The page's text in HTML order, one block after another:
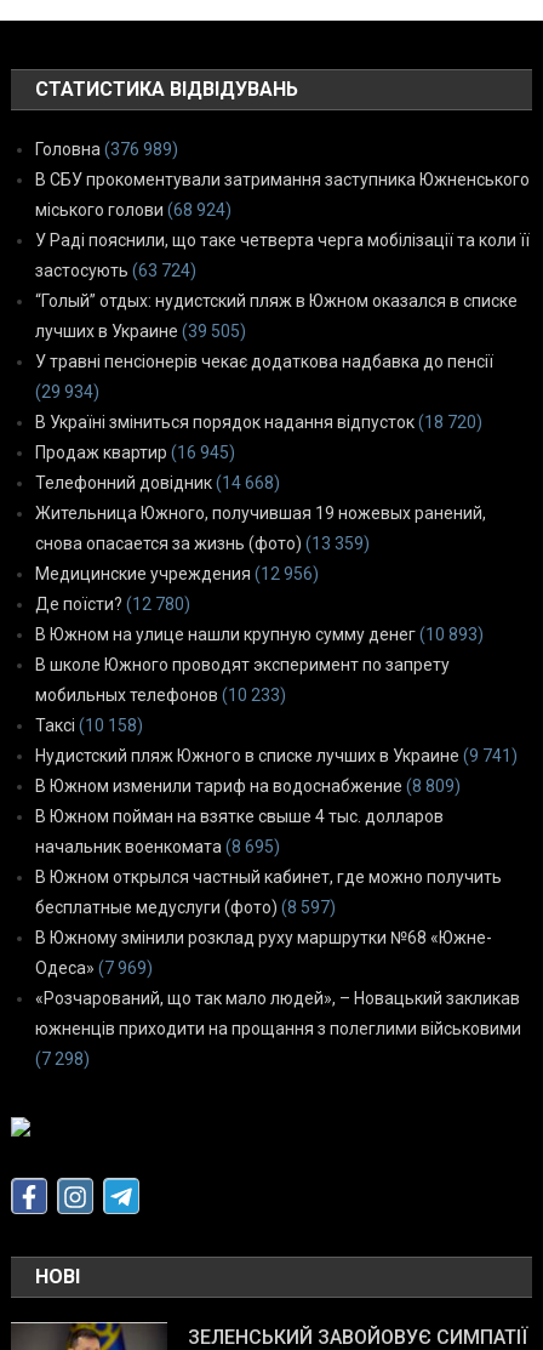
СТАТИСТИКА ВІДВІДУВАНЬ
Головна (376 989)
В СБУ прокоментували затримання заступника Южненського
міського голови (68 924)
У Раді пояснили, що таке четверта черга мобілізації та коли її
застосують (63 724)
“Голый” отдых: нудистский пляж в Южном оказался в списке
лучших в Украине (39 505)
У травні пенсіонерів чекає додаткова надбавка до пенсії
(29 934)
В Україні зміниться порядок надання відпусток(18 720)
Продаж квартир (16 945)
Телефонний довідник(14 668)
Жительница Южного, получившая 19 ножевых ранений,
снова опасается за жизнь (фото) (13 359)
Медицинские учреждения (12 956)
Де поїсти? (12 780)
В Южном на улице нашли крупную сумму денег(10 893)
В школе Южного проводят эксперимент по запрету
мобильных телефонов (10 233)
Таксі (10 158)
Нудистский пляж Южного в списке лучших в Украине (9 741)
В Южном изменили тариф на водоснабжение (8 809)
В Южном пойман на взятке свыше 4 тыс. долларов
начальник военкомата (8 695)
В Южном открылся частный кабинет, где можно получить
бесплатные медуслуги (фото) (8 597)
В Южному змінили розклад руху маршрутки №68 «Южне-
Одеса» (7 969)
«Розчарований, що так мало людей», – Новацький закликав
южненців приходити на прощання з полеглими військовими
(7 298)
НОВІ
ЗЕЛЕНСЬКИЙ ЗАВОЙОВУЄ СИМПАТІЇ